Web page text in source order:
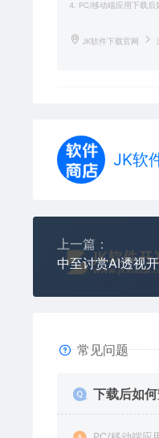
4. PC/移动端应用下载后
JK软件下载官网
JK软
上一篇：
中至讨赏AI透视
常见问题
下载后如